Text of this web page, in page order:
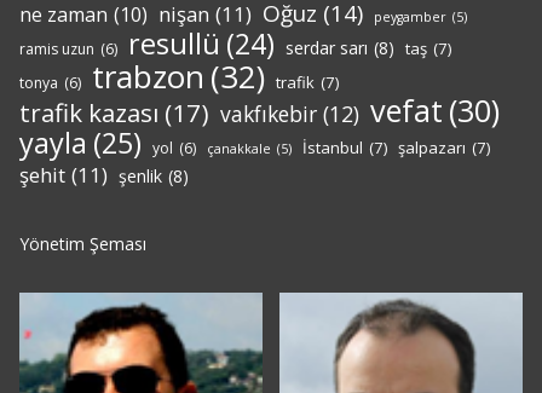
ne zaman (10) nişan (11) Oğuz (14) peygamber (5)
ramis uzun (6) resullü (24) serdar sarı (8) taş (7)
tonya (6) trabzon (32) trafik (7)
trafik kazası (17) vakfıkebir (12) vefat (30)
yayla (25) yol (6) çanakkale (5) İstanbul (7) şalpazarı (7)
şehit (11) şenlik (8)
Yönetim Şeması